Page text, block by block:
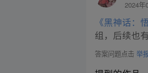
2024年
《黑神话：
组，后续也
答案问题点击举